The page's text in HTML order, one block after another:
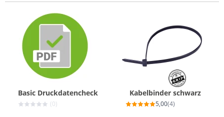
Basic Druckdatencheck
(0)
Kabelbinder schwarz
5,00(4)